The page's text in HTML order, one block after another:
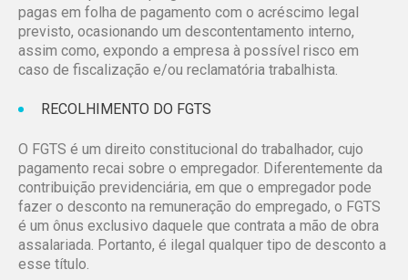
pagas em folha de pagamento com o acréscimo legal
previsto, ocasionando um descontentamento interno,
assim como, expondo a empresa à possível risco em
caso de fiscalização e/ou reclamatória trabalhista.
RECOLHIMENTO DO FGTS
O FGTS é um direito constitucional do trabalhador, cujo
pagamento recai sobre o empregador. Diferentemente da
contribuição previdenciária, em que o empregador pode
fazer o desconto na remuneração do empregado, o FGTS
é um ônus exclusivo daquele que contrata a mão de obra
assalariada. Portanto, é ilegal qualquer tipo de desconto a
esse título.